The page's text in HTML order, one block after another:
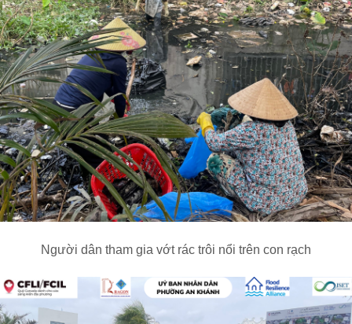
Người dân tham gia vớt rác trôi nổi trên con rạch